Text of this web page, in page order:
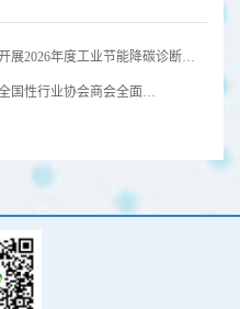
上一篇： 一图读懂《关于组织开展2026年度工业节能降碳诊断服务工作的通知》
下一篇： 中央社会工作部召开全国性行业协会商会全面从严治党暨警示教育会议